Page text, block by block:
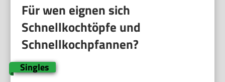
Für wen eignen sich
Schnellkochtöpfe und
Schnellkochpfannen?
Singles